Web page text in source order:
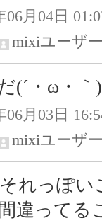
06月04日
mixiユーザー
(´・ω・｀)
06月03日
mixiユーザー
れっぽい
違ってる